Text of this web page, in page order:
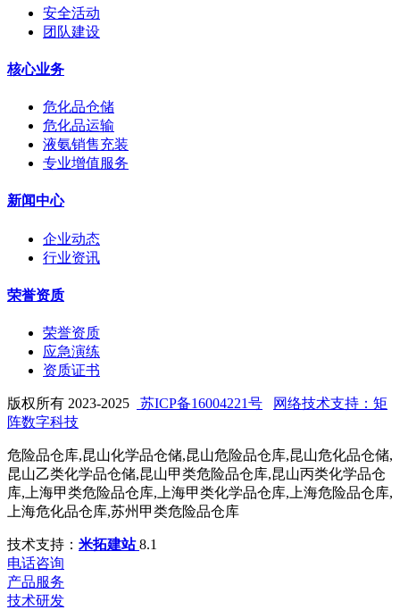
安全活动
团队建设
核心业务
危化品仓储
危化品运输
液氨销售充装
专业增值服务
新闻中心
企业动态
行业资讯
荣誉资质
荣誉资质
应急演练
资质证书
版权所有 2023-2025 苏ICP备16004221号
网络技术支持：矩
阵数字科技
危险品仓库,昆山化学品仓储,昆山危险品仓库,昆山危化品仓储,
昆山乙类化学品仓储,昆山甲类危险品仓库,昆山丙类化学品仓
库,上海甲类危险品仓库,上海甲类化学品仓库,上海危险品仓库,
上海危化品仓库,苏州甲类危险品仓库
技术支持： 米拓建站8.1
电话咨询
产品服务
技术研发